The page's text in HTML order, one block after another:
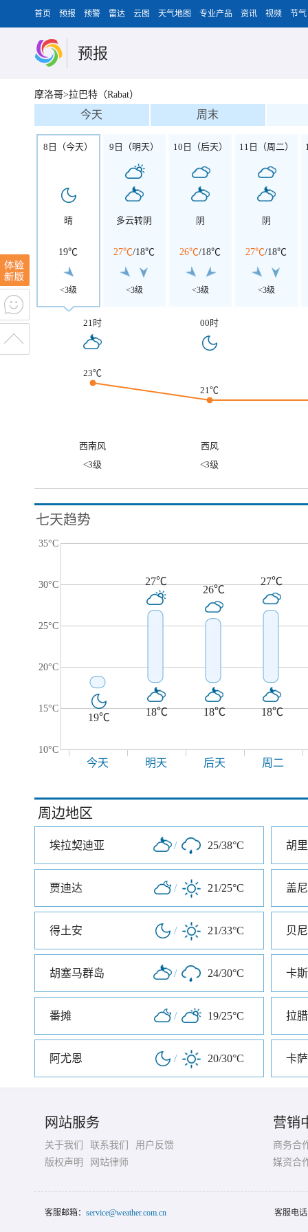
首页 预报 预警 雷达 云图 天气地图 专业产品 资讯 视频 节气
预报
摩洛哥>拉巴特（Rabat）
今天 周末
8日（今天）
晴
19℃
<3级
9日（明天）
多云转阴
27℃/18℃
<3级
10日（后天）
阴
26℃/18℃
<3级
11日（周二）
阴
27℃/18℃
<3级
21时 00时
23℃
21℃
西南风
西风
<3级
<3级
七天趋势
35°C
30°C
25°C
20°C
15°C
10°C
19℃
27℃
18℃
26℃
18℃
27℃
18℃
今天 明天 后天 周二
周边地区
埃拉契迪亚 / 25/38°C 胡
贾迪达 / 21/25°C 盖
得土安 / 21/33°C 贝
胡塞马群岛 / 24/30°C 卡
番摊 / 19/25°C 拉
阿尤恩 / 20/30°C 卡
网站服务
关于我们 联系我们
用户反馈
版权声明
网站律师
营销
商务合
媒资合
客服邮箱： service@weather.com.cn 客服电